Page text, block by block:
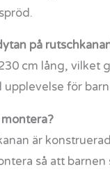
på
cm lång, vilket
för
är
så att barnen